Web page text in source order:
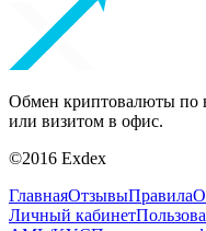
Обмен криптовалюты по
или визитом в офис.
©2016 Exdex
ГлавнаяОтзывыПравилаО
Личный кабинет